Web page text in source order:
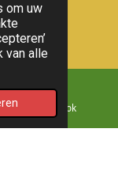
om uw
van alle
Facebook